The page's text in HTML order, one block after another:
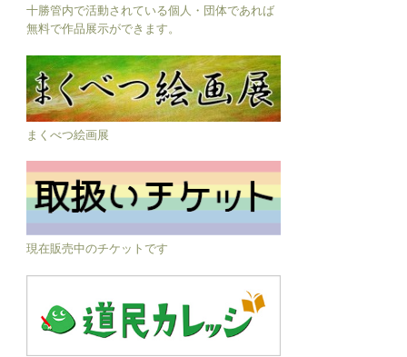
十勝管内で活動されている個人・団体であれば
無料で作品展示ができます。
まくべつ絵画展
現在販売中のチケットです